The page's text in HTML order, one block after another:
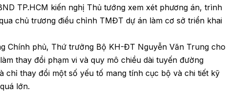
TP.HCM kiến nghị Thủ tướng xem xét phương án, trình
chủ trương điều chỉnh TMĐT dự án làm cơ sở triển khai
Chính phủ, Thứ trưởng Bộ KH-ĐT Nguyễn Văn Trung cho
thay đổi phạm vi và quy mô chiều dài tuyến đường
chỉ thay đổi một số yếu tố mang tính cục bộ và chi tiết kỹ
lớn.